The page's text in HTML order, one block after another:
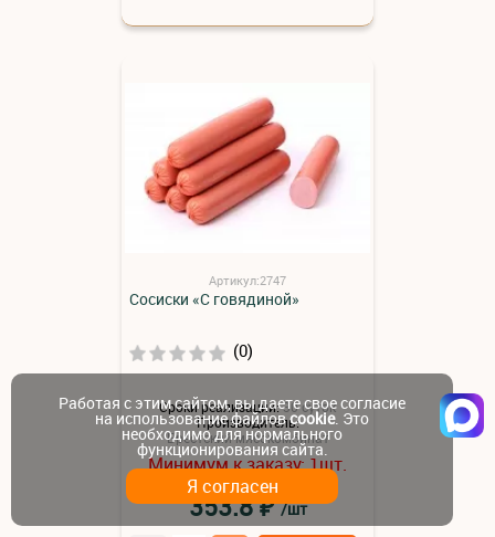
Артикул:2747
Сосиски «С говядиной»
(0)
Сроки реализации:30 суток
Производитель:
Брестский мясокомбинат
Минимум к заказу:1шт.
353.8₽/шт
Работая с этим сайтом, вы даете свое согласие
на использование файловcookie. Это
необходимо для нормального
функционирования сайта.
Я согласен